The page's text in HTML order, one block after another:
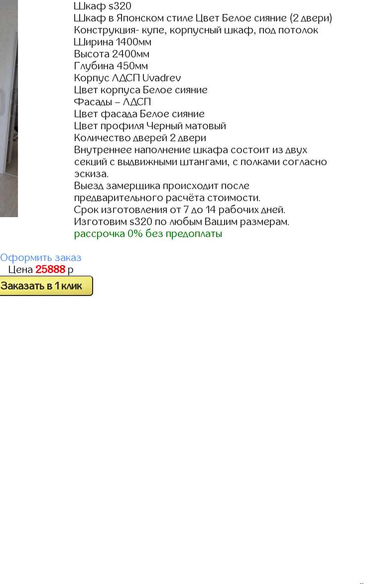
Шкаф s320
Шкаф в Японском стиле Цвет Белое сияние (2 двери)
Конструкция- купе, корпусный шкаф, под потолок
Ширина 1400мм
Высота 2400мм
Глубина 450мм
Корпус ЛДСП Uvadrev
Цвет корпуса Белое сияние
Фасады – ЛДСП
Цвет фасада Белое сияние
Цвет профиля Черный матовый
Количество дверей 2 двери
Внутреннее наполнение шкафа состоит из двух
секций с выдвижными штангами, с полками согласно
эскиза.
Выезд замерщика происходит после
предварительного расчёта стоимости.
Срок изготовления от 7 до 14 рабочих дней.
Изготовим s320 по любым Вашим размерам.
рассрочка 0% без предоплаты
Оформить заказ
Цена 25888 р
Заказать в 1 клик